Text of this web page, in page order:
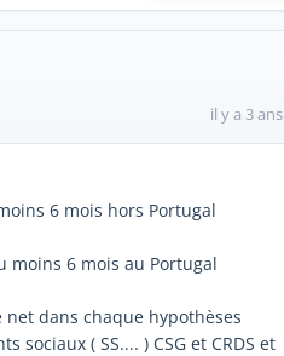
il y a 3 ans
6 mois hors Portugal
moins 6 mois au Portugal
dans chaque hypothèses
( SS.... ) CSG et CRDS et